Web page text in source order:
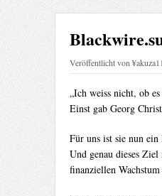
Veröffentlicht von
„Ich weiss nicht, ob
Einst gab Georg
Für uns ist sie nun ein
Und genau dieses
finanziellen